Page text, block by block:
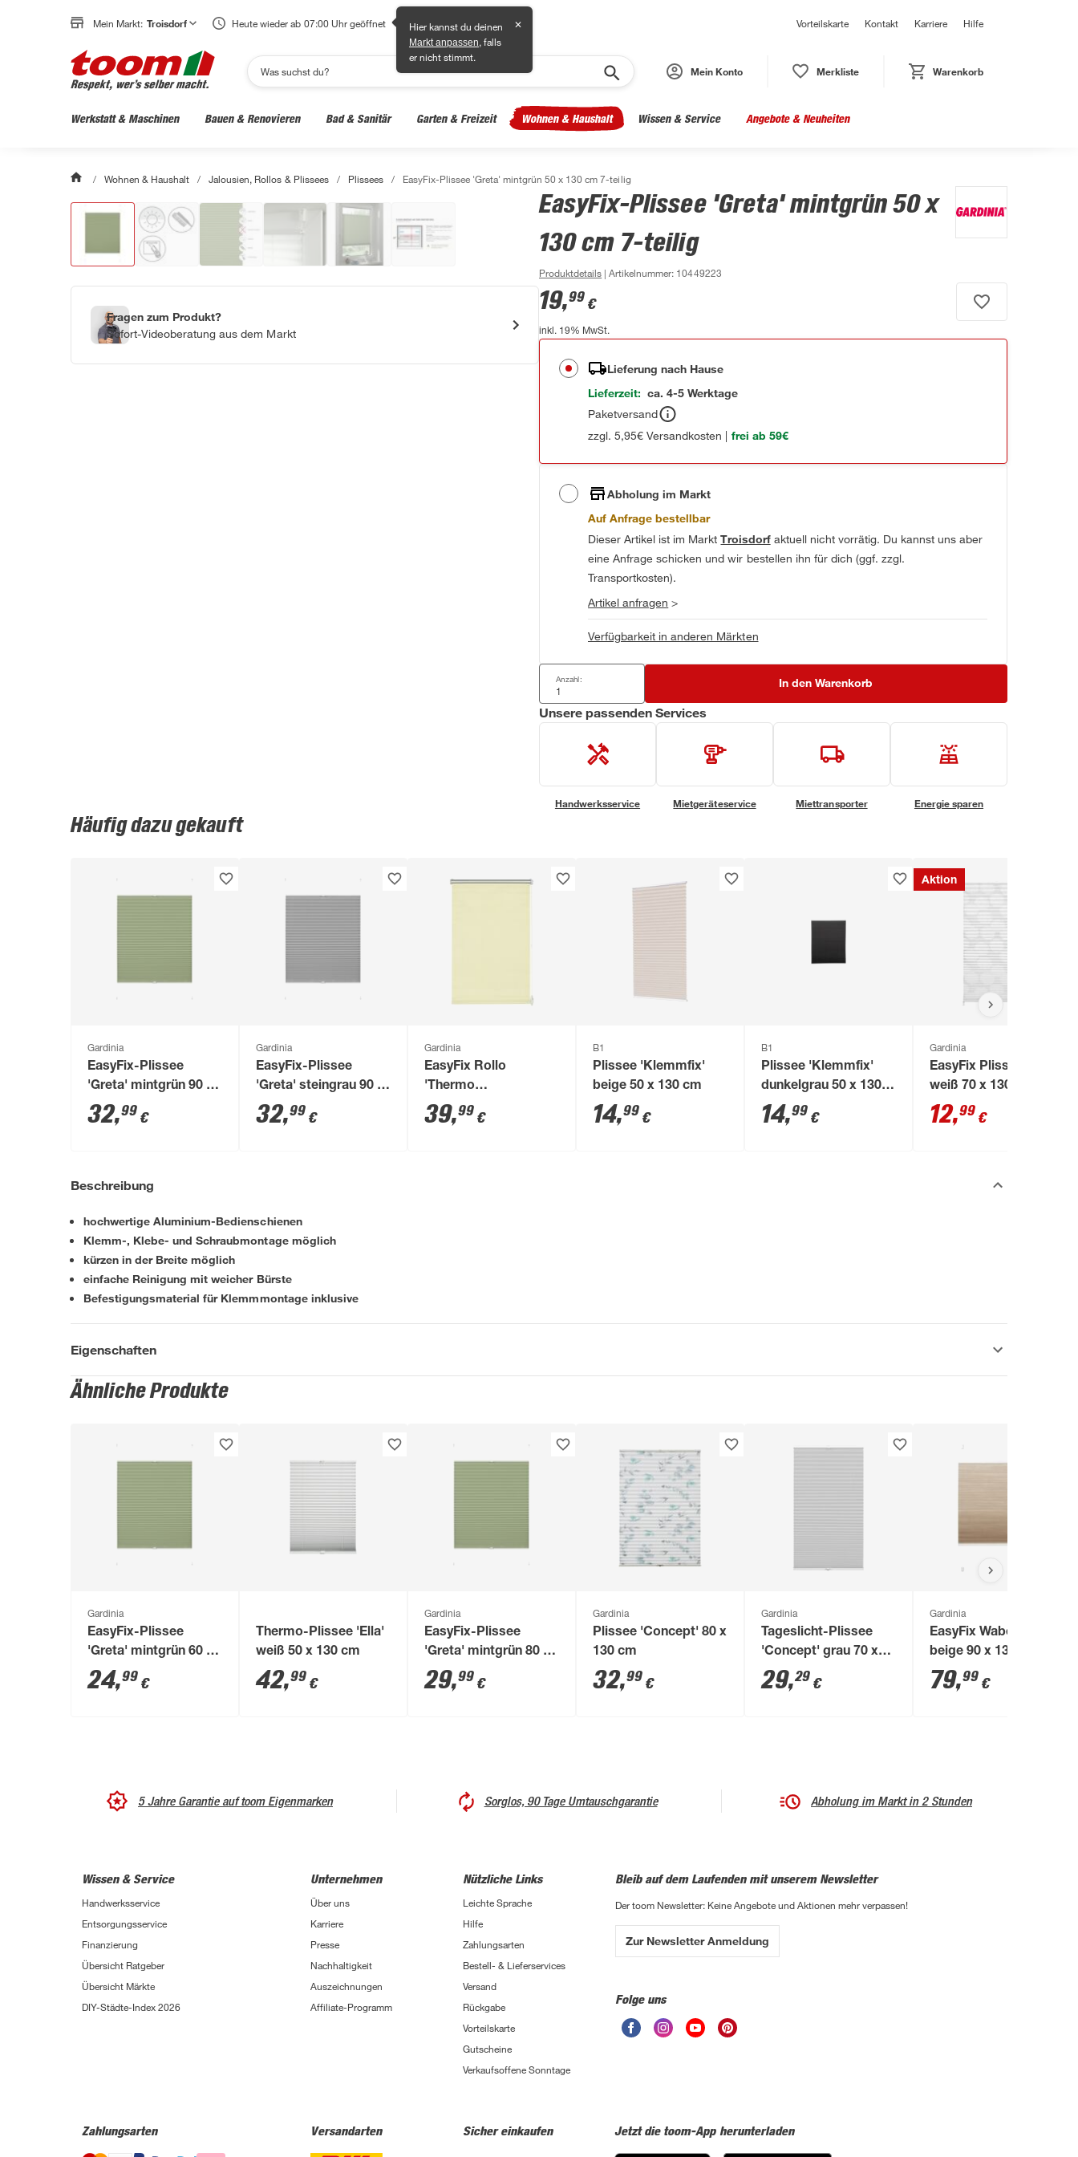
Mein Markt: Troisdorf Heute wieder ab 07:00 Uhr geöffnet Hier kannst du deinen
Markt anpassen, falls
er nicht stimmt.
✕ Vorteilskarte Kontakt Karriere Hilfe
Mein Konto Merkliste Warenkorb
Werkstatt & Maschinen Bauen & Renovieren Bad & Sanitär Garten & Freizeit Wohnen & Haushalt Wissen & Service Angebote & Neuheiten
/ Wohnen & Haushalt / Jalousien, Rollos & Plissees / Plissees / EasyFix-Plissee 'Greta' mintgrün 50 x 130 cm 7-teilig
Fragen zum Produkt?
Sofort-Videoberatung aus dem Markt
EasyFix-Plissee 'Greta' mintgrün 50 x
130 cm 7-teilig
Produktdetails | Artikelnummer: 10449223
19,99 €
inkl. 19% MwSt.
Lieferung nach Hause
Lieferzeit: ca. 4-5 Werktage
Paketversand
zzgl. 5,95€ Versandkosten | frei ab 59€
Abholung im Markt
Auf Anfrage bestellbar
Dieser Artikel ist im MarktTroisdorfaktuell nicht vorrätig. Du kannst uns aber
eine Anfrage schicken und wir bestellen ihn für dich (ggf. zzgl.
Transportkosten).
Artikel anfragen >
Verfügbarkeit in anderen Märkten
Anzahl: In den Warenkorb
Unsere passenden Services
Handwerksservice Mietgeräteservice Miettransporter Energie sparen
Häufig dazu gekauft
Gardinia
EasyFix-Plissee
'Greta' mintgrün 90 x
130 cm 7-teilig
32,99 €
Gardinia
EasyFix-Plissee
'Greta' steingrau 90 x
130 cm 7-teilig
32,99 €
Gardinia
EasyFix Rollo
'Thermo
energiesparend' natur
120 x 150 cm
39,99 €
B1
Plissee 'Klemmfix'
beige 50 x 130 cm
14,99 €
B1
Plissee 'Klemmfix'
dunkelgrau 50 x 130
cm
14,99 €
Aktion
Gardinia
EasyFix Plissee 'Maja'
weiß 70 x 130 cm
12,99 €
Beschreibung
hochwertige Aluminium-Bedienschienen
Klemm-, Klebe- und Schraubmontage möglich
kürzen in der Breite möglich
einfache Reinigung mit weicher Bürste
Befestigungsmaterial für Klemmmontage inklusive
Eigenschaften
Ähnliche Produkte
Gardinia
EasyFix-Plissee
'Greta' mintgrün 60 x
130 cm 7-teilig
24,99 €
Thermo-Plissee 'Ella'
weiß 50 x 130 cm
42,99 €
Gardinia
EasyFix-Plissee
'Greta' mintgrün 80 x
130 cm 7-teilig
29,99 €
Gardinia
Plissee 'Concept' 80 x
130 cm
32,99 €
Gardinia
Tageslicht-Plissee
'Concept' grau 70 x
130 cm
29,29 €
Gardinia
EasyFix Wabenplissee
beige 90 x 130 cm
79,99 €
5 Jahre Garantie auf toom Eigenmarken Sorglos, 90 Tage Umtauschgarantie Abholung im Markt in 2 Stunden
Wissen & Service
Handwerksservice
Entsorgungsservice
Finanzierung
Übersicht Ratgeber
Übersicht Märkte
DIY-Städte-Index 2026
Unternehmen
Über uns
Karriere
Presse
Nachhaltigkeit
Auszeichnungen
Affiliate-Programm
Nützliche Links
Leichte Sprache
Hilfe
Zahlungsarten
Bestell- & Lieferservices
Versand
Rückgabe
Vorteilskarte
Gutscheine
Verkaufsoffene Sonntage
Bleib auf dem Laufenden mit unserem Newsletter
Der toom Newsletter: Keine Angebote und Aktionen mehr verpassen!
Zur Newsletter Anmeldung
Folge uns
Zahlungsarten Versandarten Sicher einkaufen Jetzt die toom-App herunterladen